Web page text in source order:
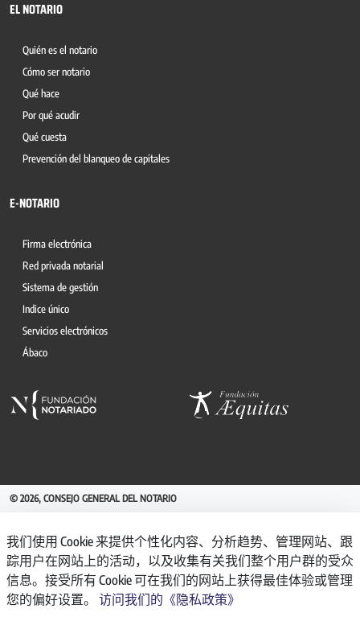
EL NOTARIO
Quién es el notario
Cómo ser notario
Qué hace
Por qué acudir
Qué cuesta
Prevención del blanqueo de capitales
E-NOTARIO
Firma electrónica
Red privada notarial
Sistema de gestión
Indice único
Servicios electrónicos
Ábaco
© 2026, CONSEJO GENERAL DEL NOTARIO
REGISTRO DE ACTIVIDADES DE TRATAMIENTO
AVISO LEGAL
POLÍTICA DE PRIVACIDAD
POLÍTICA DE COOKIES
我们使用 Cookie 来提供个性化内容、分析趋势、管理网站、跟
踪用户在网站上的活动，以及收集有关我们整个用户群的受众
信息。接受所有 Cookie 可在我们的网站上获得最佳体验或管理
您的偏好设置。 访问我们的《隐私政策》